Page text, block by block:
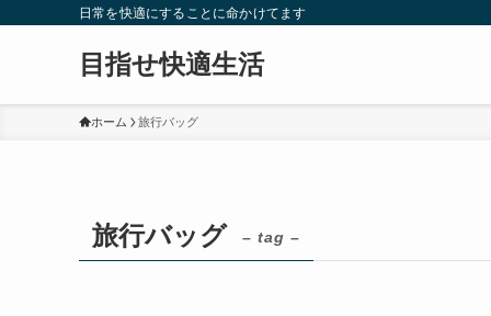
日常を快適にすることに命かけてます
目指せ快適生活
ホーム 旅行バッグ
旅行バッグ – tag –